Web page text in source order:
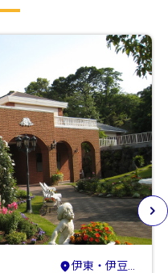
伊東・伊豆高原・宇佐美